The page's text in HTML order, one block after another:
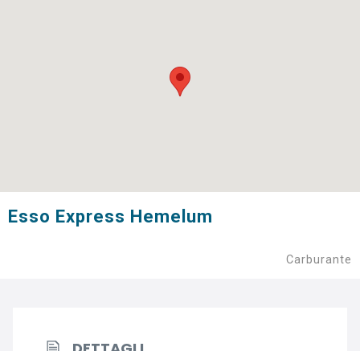
Esso Express Hemelum
Carburante